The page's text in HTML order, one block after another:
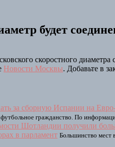
будет
скоростного
Новости Москвы. Добавьте в
гражданство. По
в парламент Большинство мест